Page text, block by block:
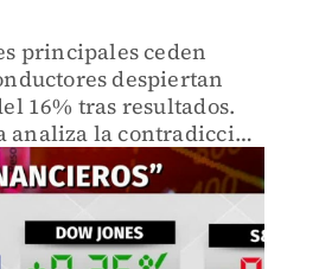
principales ceden
despiertan
16% tras resultados.
analiza la contradicción
o recuperación?
mañana si